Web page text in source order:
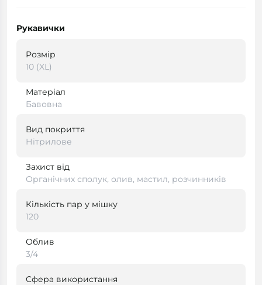
Рукавички
Розмір
10 (XL)
Матеріал
Бавовна
Вид покриття
Нітрилове
Захист від
Органічних сполук, олив, мастил, розчинників
Кількість пар у мішку
120
Облив
3/4
Сфера використання